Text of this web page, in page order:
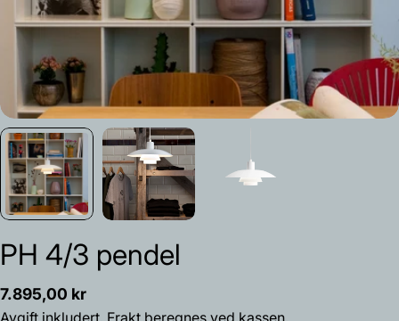
PH 4/3 pendel
Vanlig
pris
7.895,00 kr